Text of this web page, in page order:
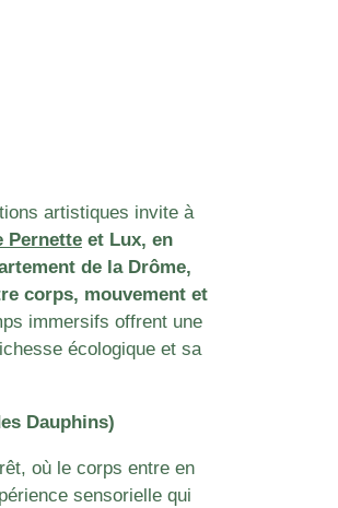
artistiques invite à
Pernette et Lux, en
de la Drôme,
corps, mouvement et
immersifs offrent une
écologique et sa
Dauphins)
où le corps entre en
sensorielle qui